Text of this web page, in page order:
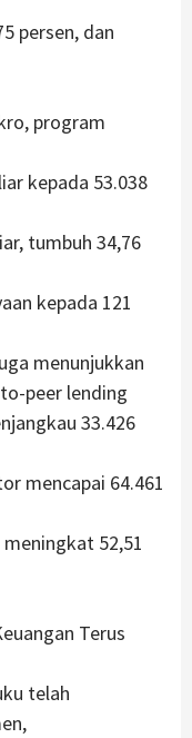
persen, dan
program
kepada 53.038
tumbuh 34,76
kepada 121
menunjukkan
peer lending
33.426
mencapai 64.461
52,51
Terus
telah